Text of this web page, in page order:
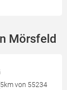
Mörsfeld
von 55234